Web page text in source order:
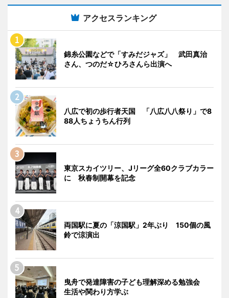
アクセスランキング
錦糸公園などで「すみだジャズ」 武田真治
さん、つのだ☆ひろさんら出演へ
八広で初の歩行者天国 「八広八八祭り」で8
88人ちょうちん行列
東京スカイツリー、Jリーグ全60クラブカラー
に 秋春制開幕を記念
両国駅に夏の「涼国駅」2年ぶり 150個の風
鈴で涼演出
曳舟で発達障害の子ども理解深める勉強会
生活や関わり方学ぶ